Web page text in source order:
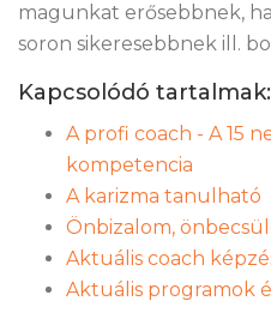
magunkat erősebbnek,
soron sikeresebbnek ill.
Kapcsolódó tartalmak:
A profi coach - A 15
kompetencia
A karizma tanulható
Önbizalom,
Aktuális coach
Aktuális programok